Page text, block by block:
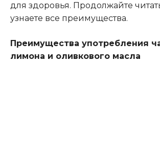
для здоровья. Продолжайте
узнаете все преимущества.
Преимущества употребления
лимона и оливкового масла